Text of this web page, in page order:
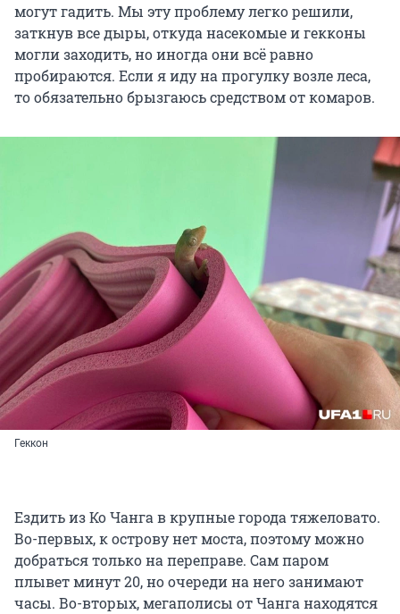
могут гадить. Мы эту проблему легко решили,
заткнув все дыры, откуда насекомые и гекконы
могли заходить, но иногда они всё равно
пробираются. Если я иду на прогулку возле леса,
то обязательно брызгаюсь средством от комаров.
Геккон
Ездить из Ко Чанга в крупные города тяжеловато.
Во-первых, к острову нет моста, поэтому можно
добраться только на переправе. Сам паром
плывет минут 20, но очереди на него занимают
часы. Во-вторых, мегаполисы от Чанга находятся